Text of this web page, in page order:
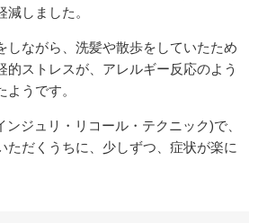
減しました。
しながら、洗髪や散歩をしていたため
的ストレスが、アレルギー反応のよう
うです。
ンジュリ・リコール・テクニック)で、
ただくうちに、少しずつ、症状が楽に